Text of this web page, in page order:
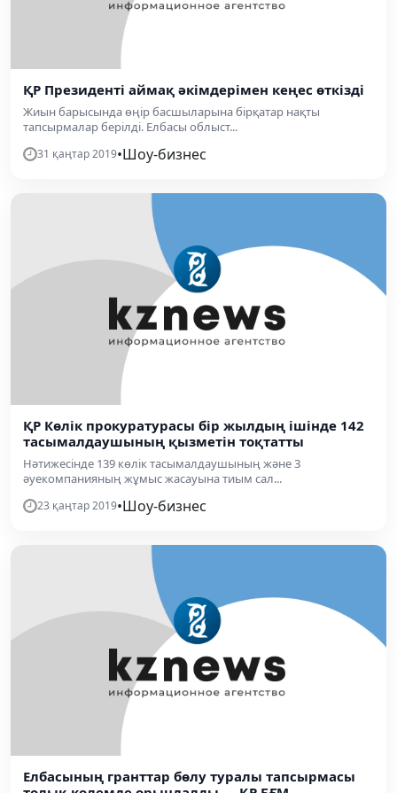
ҚР Президенті аймақ әкімдерімен кеңес өткізді
Жиын барысында өңір басшыларына бірқатар нақты
тапсырмалар берілді. Елбасы облыст...
31 қаңтар 2019•Шоу-бизнес
ҚР Көлік прокуратурасы бір жылдың ішінде 142
тасымалдаушының қызметін тоқтатты
Нәтижесінде 139 көлік тасымалдаушының және 3
әуекомпанияның жұмыс жасауына тиым сал...
23 қаңтар 2019•Шоу-бизнес
Елбасының гранттар бөлу туралы тапсырмасы